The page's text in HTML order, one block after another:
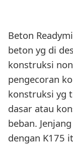
Beton
beton yg di
konstruksi
pengecoran
konstruksi yg
dasar atau
beban.
dengan K175